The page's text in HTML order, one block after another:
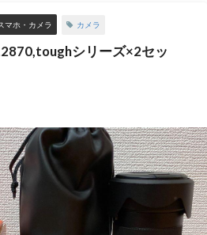
マホ・カメラ カメラ
シリーズ×2セッ